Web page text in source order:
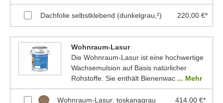
Dachfolie selbstklebend (dunkelgrau,²) 220,00 €*
Wohnraum-Lasur
Die Wohnraum-Lasur ist eine hochwertige
Wachsemulsion auf Basis natürlicher
Rohstoffe. Sie enthält Bienenwac ... Mehr
Wohnraum-Lasur: toskanagrau
414,00 €*